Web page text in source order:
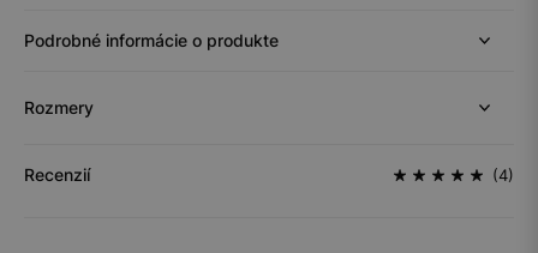
Podrobné informácie o produkte
Rozmery
Recenzií (4)